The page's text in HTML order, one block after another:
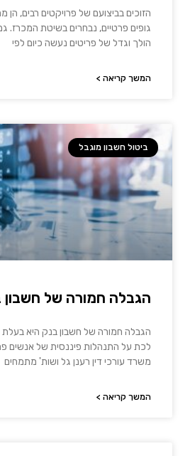
הזוכים בביצועם של פרויקטים רבים, הן
גופים פרטיים, נבחרים בשיטת המכרז.
הולך וגדל של פריטים נעשה כיום לפי
המשך קריאה >
ביטול חשבון מוגבל
הגבלה חמורה של חשבון
הגבלה חמורה של חשבון בנק היא
לכת על התנהלות פיננסית של אנשים
משרד עורכי דין רענן גל ושות' מתמחים
המשך קריאה >